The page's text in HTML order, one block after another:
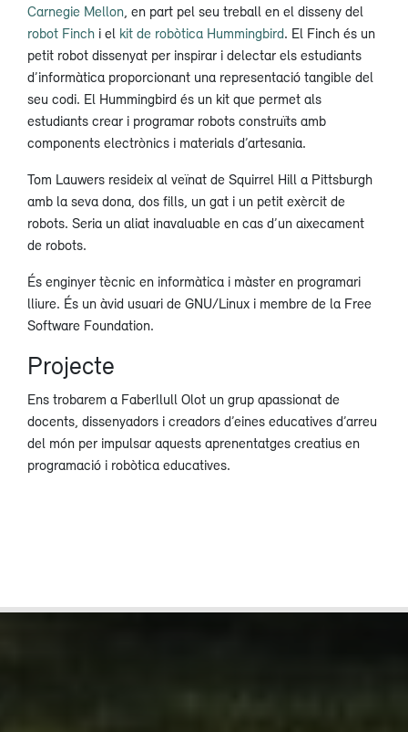
Carnegie Mellon , en part pel seu treball en el disseny del
robot Finch i el kit de robòtica Hummingbird. El Finch és un
petit robot dissenyat per inspirar i delectar els estudiants
d’informàtica proporcionant una representació tangible del
seu codi. El Hummingbird és un kit que permet als
estudiants crear i programar robots construïts amb
components electrònics i materials d’artesania.
Tom Lauwers resideix al veïnat de Squirrel Hill a Pittsburgh
amb la seva dona, dos fills, un gat i un petit exèrcit de
robots. Seria un aliat inavaluable en cas d’un aixecament
de robots.
És enginyer tècnic en informàtica i màster en programari
lliure. És un àvid usuari de GNU/Linux i membre de la Free
Software Foundation.
Projecte
Ens trobarem a Faberllull Olot un grup apassionat de
docents, dissenyadors i creadors d’eines educatives d’arreu
del món per impulsar aquests aprenentatges creatius en
programació i robòtica educatives.